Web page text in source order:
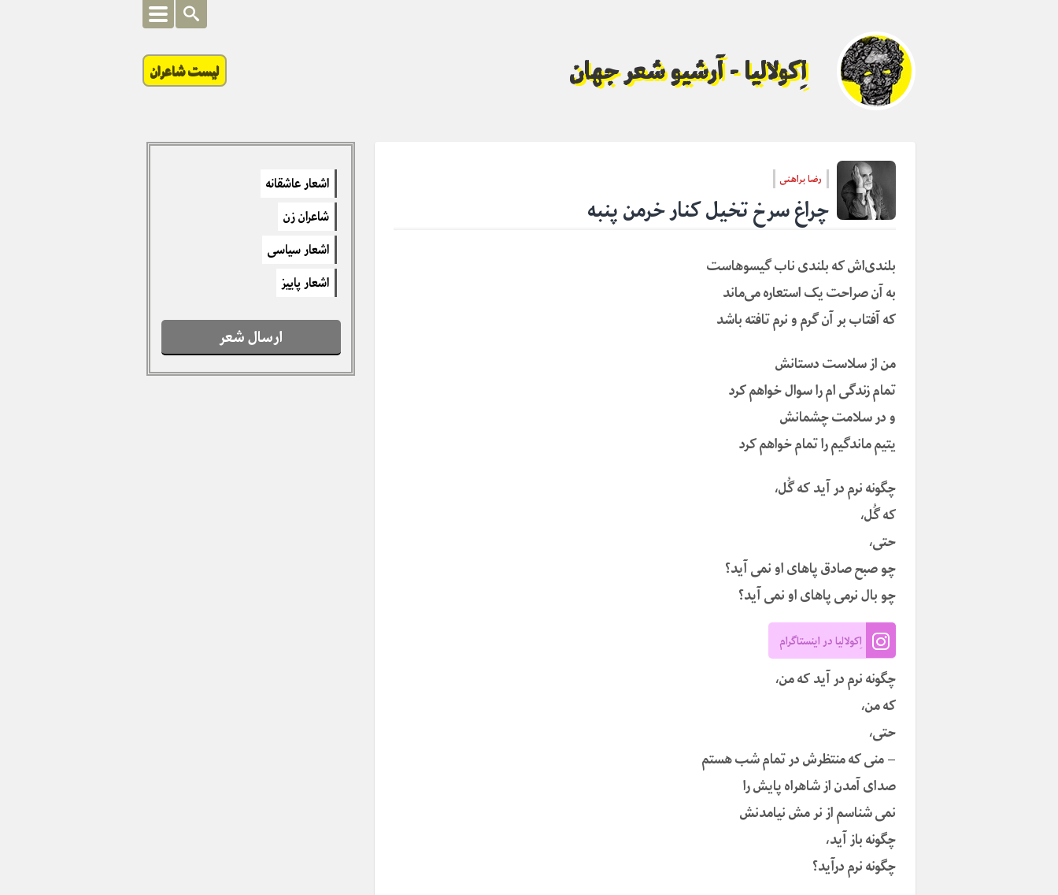
اِکولالیا - آرشیو شعر جهان لیست شاعران
رضا براهنی
چراغ سرخ تخیل کنار خرمن پنبه
بلندی‌اش که بلندی ناب گیسوهاست
به آن صراحت یک استعاره می‌ماند
که آفتاب بر آن گرم و نرم تافته باشد
من از سلاست دستانش
تمام زندگی ام را سوال خواهم کرد
و در سلامت چشمانش
یتیم ماندگیم را تمام خواهم کرد
چگونه نرم در آید که گُل،
که گُل،
حتی،
چو صبح صادق پاهای او نمی آید؟
چو بال نرمی پاهای او نمی آید؟
اِکولالیا در اینستاگرام
چگونه نرم در آید که من،
که من،
حتی،
– منی که منتظرش در تمام شب هستم
صدای آمدن از شاهراه پایش را
نمی شناسم از نر مش نیامدنش
چگونه باز آید،
چگونه نرم درآید؟
اشعار عاشقانه
شاعران زن
اشعار سیاسی
اشعار پاییز
ارسال شعر